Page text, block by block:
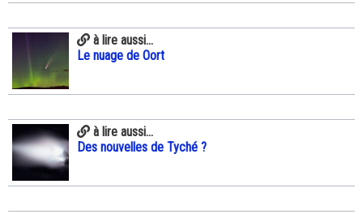
à lire aussi...
Le nuage de Oort
à lire aussi...
Des nouvelles de Tyché ?